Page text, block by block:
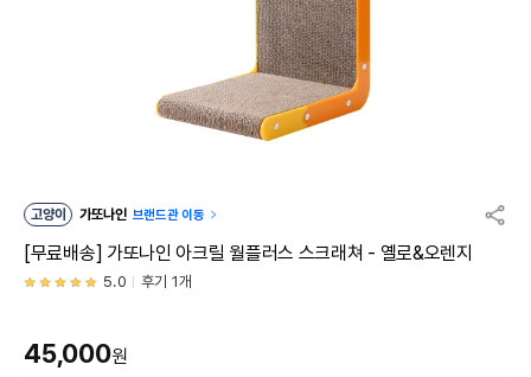
고양이 가또나인 브랜드관 이동
[무료배송] 가또나인 아크릴 월플러스 스크래쳐 - 옐로&오렌지
5.0 후기 1개
45,000원